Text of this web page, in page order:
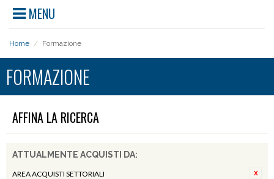
MENU
Home / Formazione
FORMAZIONE
AFFINA LA RICERCA
ATTUALMENTE ACQUISTI DA:
AREA ACQUISTI SETTORIALI